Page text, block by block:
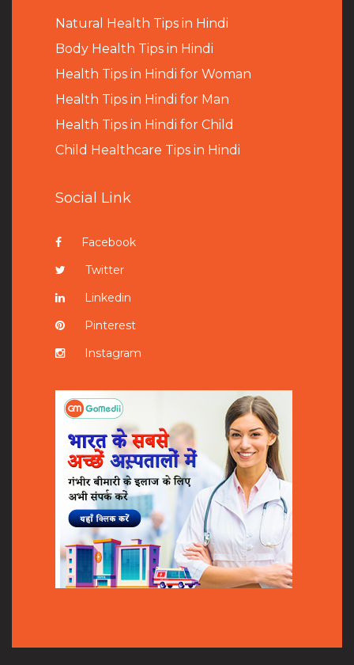
Natural Health Tips in Hindi
Body Health Tips in Hindi
Health Tips in Hindi for Woman
Health Tips in Hindi for Man
Health Tips in Hindi for Child
Child Healthcare Tips in Hindi
Social Link
Facebook
Twitter
Linkedin
Pinterest
Instagram